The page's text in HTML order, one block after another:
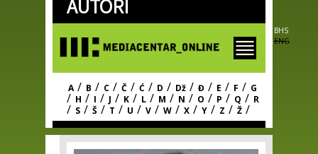
Skip to
main
AUTORI
BHS
ENG
A / B / C / Č / Ć / D / Dž / Đ / E / F / G
/ H / I / J / K / L / M / N / O / P / Q / R
/ S / Š / T / U / V / W / X / Y / Z / Ž /